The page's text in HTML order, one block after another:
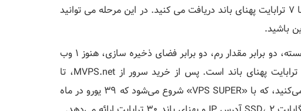
گیگابایت رم، 50 گیگابایت SSD، هنوز 1 وب سایت اما 7 ترابایت پهنای باند دریافت می کنید. در این مرحله می توانید
باشید.
به طور مشابه، "VPS POWER" دارای دو برابر تعداد هسته، دو برابر مقدار رم، دو برابر فضای ذخیره سازی، هنوز 1 وب
سایت (که در این مرحله می توانست 2 باشد) و 25 ترابایت پهنای باند است. پس از خرید سرور از MVPS.net، تا
زمانی که به بخش پایین نروید، 2 وب‌سایت دریافت نمی‌کنید، که با «VPS SUPER» شروع می‌شود که 39 یورو در ماه